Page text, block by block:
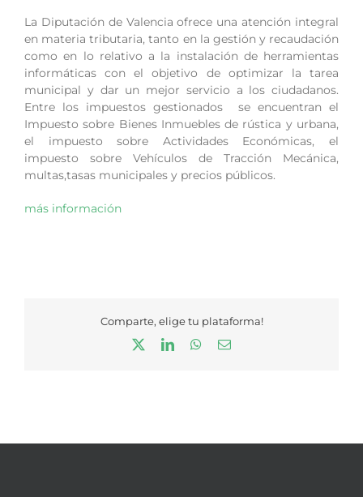
La Diputación de Valencia ofrece una atención integral
en materia tributaria, tanto en la gestión y recaudación
como en lo relativo a la instalación de herramientas
informáticas con el objetivo de optimizar la tarea
municipal y dar un mejor servicio a los ciudadanos.
Entre los impuestos gestionados se encuentran el
Impuesto sobre Bienes Inmuebles de rústica y urbana,
el impuesto sobre Actividades Económicas, el
impuesto sobre Vehículos de Tracción Mecánica,
multas,tasas municipales y precios públicos.
más información
Comparte, elige tu plataforma!
LinkedInWhatsApp
Correo